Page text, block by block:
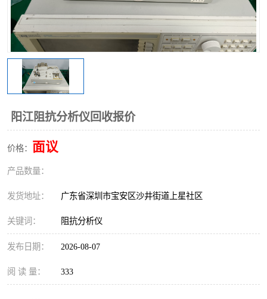
阳江阻抗分析仪回收报价
价格： 面议
产品数量：
发货地址： 广东省深圳市宝安区沙井街道上星社区
关键词： 阻抗分析仪
发布日期： 2026-08-07
阅 读 量： 333